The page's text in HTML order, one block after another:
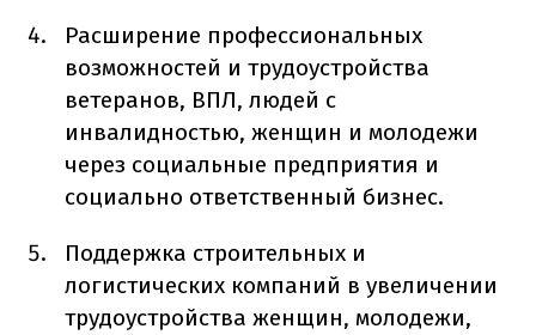
Расширение профессиональных
возможностей и трудоустройства
ветеранов, ВПЛ, людей с
инвалидностью, женщин и молодежи
через социальные предприятия и
социально ответственный бизнес.
Поддержка строительных и
логистических компаний в увеличении
трудоустройства женщин, молодежи,